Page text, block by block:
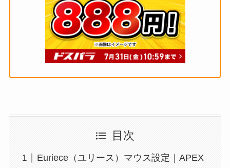
目次
Euriece（ユリース）マウス設定｜APEX